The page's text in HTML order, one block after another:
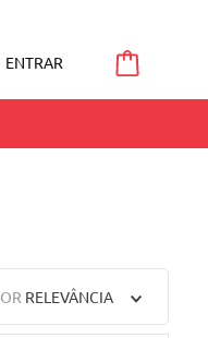
ENTRAR
RELEVÂNCIA